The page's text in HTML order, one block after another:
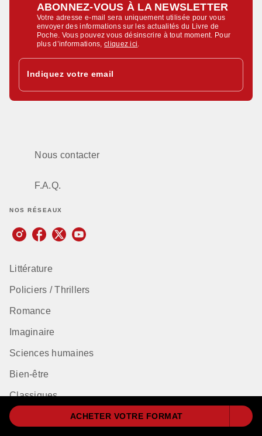
ACHETER VOTRE FORMAT
ABONNEZ-VOUS À LA NEWSLETTER
Votre adresse e-mail sera uniquement utilisée pour vous
envoyer des informations sur les actualités du Livre de
Poche. Vous pouvez vous désinscrire à tout moment. Pour
plus d’informations,cliquez ici
Indiquez votre email
Nous contacter
F.A.Q.
NOS RÉSEAUX
Littérature
Policiers / Thrillers
Romance
Imaginaire
Sciences humaines
Bien-être
Classiques
Dictionnaires et encyclopédies